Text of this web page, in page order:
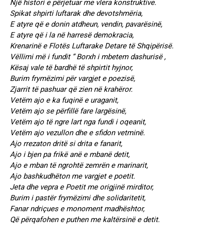
Një histori e përjetuar me vlera konstruktive.
Spikat shpirti luftarak dhe devotshmëria,
E atyre që e donin atdheun, vendin, pavarësinë,
E atyre që i la në harresë demokracia,
Krenarinë e Flotës Luftarake Detare të Shqipërisë.
Vëllimi më i fundit ” Borxh i mbetem dashurisë ,
Kësaj vale të bardhë të shpirtit hyjnor,
Burim frymëzimi për vargjet e poezisë,
Zjarrit të pashuar që zien në krahëror.
Vetëm ajo e ka fuqinë e uraganit,
Vetëm ajo se përfillë fare largësinë,
Vetëm ajo të ngre lart nga fundi i oqeanit,
Vetëm ajo vezullon dhe e sfidon vetminë.
Ajo rrezaton dritë si drita e fanarit,
Ajo i bjen pa frikë anë e mbanë detit,
Ajo e mban të ngrohtë zemrën e marinarit,
Ajo bashkudhëton me vargjet e poetit.
Jeta dhe vepra e Poetit me origjinë mirditor,
Burim i pastër frymëzimi dhe solidaritetit,
Fanar ndriçues e monoment madhështor,
Që përqafohen e puthen me kaltërsinë e detit.